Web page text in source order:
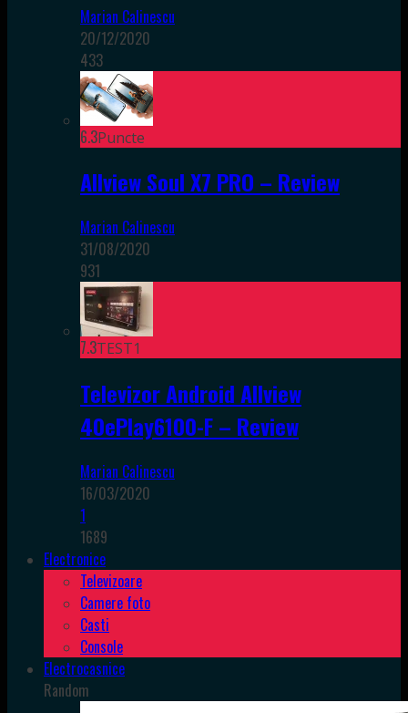
Marian Calinescu
20/12/2020
433
6.3Puncte
Allview Soul X7 PRO – Review
Marian Calinescu
31/08/2020
931
7.3TEST1
Televizor Android Allview
40ePlay6100-F – Review
Marian Calinescu
16/03/2020
1
1689
Electronice
Televizoare
Camere foto
Casti
Console
Electrocasnice
Random